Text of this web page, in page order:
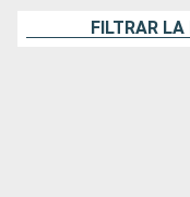
FILTRAR